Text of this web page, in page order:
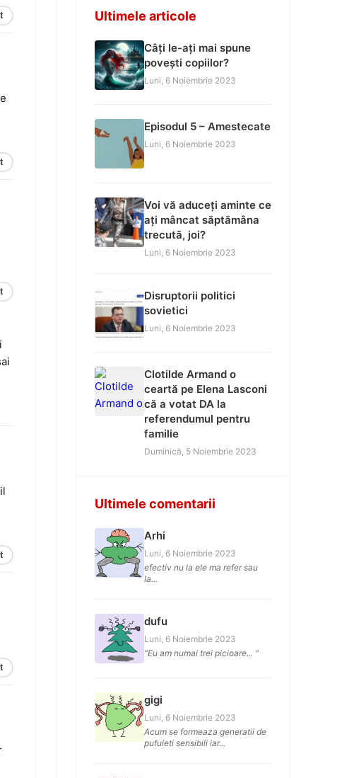
Ultimele articole
Câți le-ați mai spune
povești copiilor?
Luni, 6 Noiembrie 2023
Episodul 5 – Amestecate
Luni, 6 Noiembrie 2023
Voi vă aduceți aminte ce
ați mâncat săptămâna
trecută, joi?
Luni, 6 Noiembrie 2023
Disruptorii politici
sovietici
Luni, 6 Noiembrie 2023
Clotilde Armand o
ceartă pe Elena Lasconi
că a votat DA la
referendumul pentru
familie
Duminică, 5 Noiembrie 2023
Ultimele comentarii
Arhi
Luni, 6 Noiembrie 2023
efectiv nu la ele ma refer sau
la...
dufu
Luni, 6 Noiembrie 2023
"Eu am numai trei picioare... "
gigi
Luni, 6 Noiembrie 2023
Acum se formeaza generatii de
pufuleti sensibili iar...